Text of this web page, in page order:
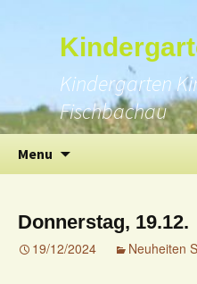
Kindergarten
Fischbachau
Menu
content
Donnerstag, 19.12.
19/12/2024 Neuheiten